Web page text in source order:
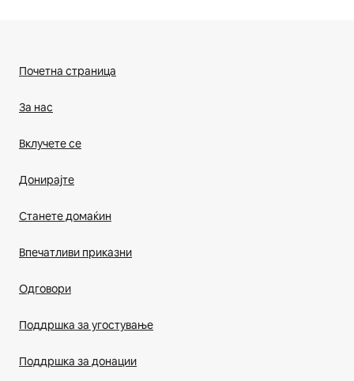
Почетна страница
За нас
Вклучете се
Донирајте
Станете домаќин
Впечатливи приказни
Одговори
Поддршка за угостување
Поддршка за донации